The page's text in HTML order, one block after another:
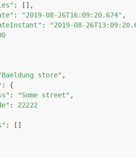
: [],
: "2019-08-26T16:09:20.674" ,
:
"2019-08-
store" ,
: {
: "Some street" ,
: 22222
: []